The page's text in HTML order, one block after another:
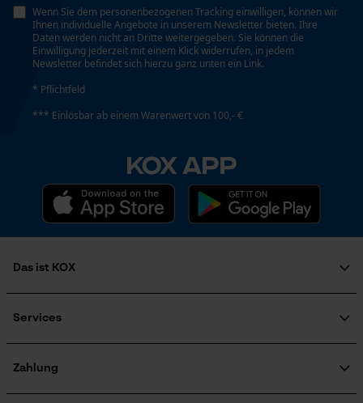
Wenn Sie dem personenbezogenen Tracking einwilligen, können wir
Ihnen individuelle Angebote in unserem Newsletter bieten. Ihre
Daten werden nicht an Dritte weitergegeben. Sie können die
Einwilligung jederzeit mit einem Klick widerrufen, in jedem
Newsletter befindet sich hierzu ganz unten ein Link.
* Pflichtfeld
*** Einlösbar ab einem Warenwert von 100,- €
KOX APP
Das ist KOX
Karriere
KOX Harvester
Services
KOX Katalog
Zahlung
Statistik Cookies
Fact-Finder Tracking
Funktionale Cookies
Geo-IP und User Detection